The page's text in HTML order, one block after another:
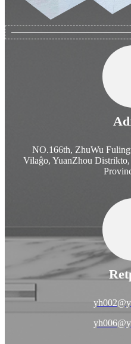
NO.166th, ZhuWu
Vilaĝo, YuanZhou